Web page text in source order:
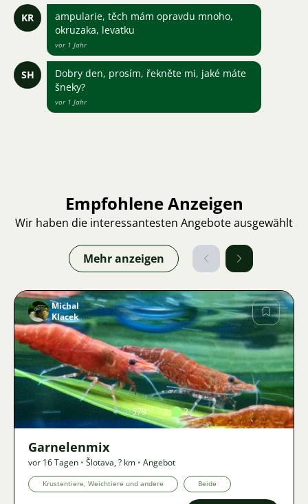
KR
ampularie, těch mám opravdu mnoho,
okruzaka, levatku
vor 1 Jahr
SH
Dobry den, prosím, řekněte mi, jaké máte
šneky?
vor 1 Jahr
Empfohlene Anzeigen
Wir haben die interessantesten Angebote ausgewählt
Mehr anzeigen
Bild
Michal
Klacek
579 2
Garnelenmix
vor 16 Tagen • Šlotava,? km • Angebot
Krustentiere, Weichtiere und andere Beide